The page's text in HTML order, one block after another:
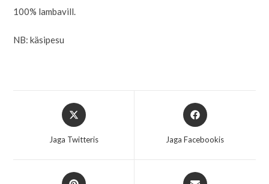
100% lambavill.
NB: käsipesu
Jaga Twitteris Jaga Facebookis